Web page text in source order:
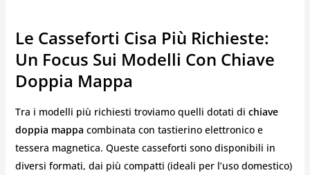
Le Casseforti Cisa Più Richieste:
Un Focus Sui Modelli Con Chiave
Doppia Mappa
Tra i modelli più richiesti troviamo quelli dotati di chiave
doppia mappa combinata con tastierino elettronico e
tessera magnetica. Queste casseforti sono disponibili in
diversi formati, dai più compatti (ideali per l’uso domestico)